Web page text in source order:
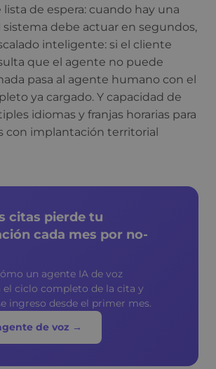
de espera: cuando hay una
sistema debe actuar en segundos,
inteligente: si el cliente
que el agente no puede
pasa al agente humano con el
ya cargado. Y capacidad de
idiomas y franjas horarias para
con implantación territorial
citas pierde tu
cada mes por no-
un agente IA de voz
el ciclo completo de la cita y
ingreso desde el primer mes.
de voz →